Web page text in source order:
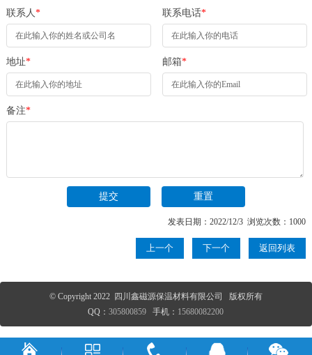
联系人* 联系电话*
地址* 邮箱*
备注*
发表日期：2022/12/3 浏览次数：1000
上一个 下一个 返回列表
© Copyright 2022 四川鑫磁源保温材料有限公司 版权所有
QQ：305800859 手机： 15680082200